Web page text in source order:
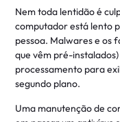
Nem toda lentidão é
computador está lento
pessoa. Malwares e os
que vêm pré-
processamento para
segundo plano.
Uma manutenção de